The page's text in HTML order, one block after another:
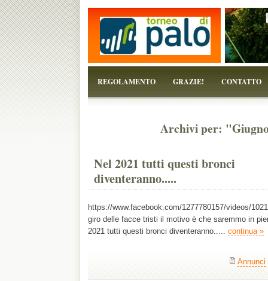
REGOLAMENTO GRAZIE! CONTATTO
Archivi per:
Nel 2021 tutti questi bronci
diventeranno.....
https://www.facebook.com/1277780157/videos/
giro delle facce tristi il motivo è che saremmo in
2021 tutti questi bronci diventeranno..... continua »
Annunci